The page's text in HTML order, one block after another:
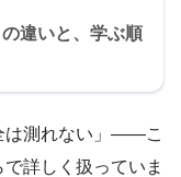
違いと、学ぶ順
は測れない」――こ
詳しく扱っていま